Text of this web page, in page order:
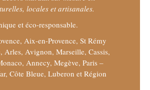
locales et artisanales.
et éco-responsable.
Aix-en-Provence, St Rémy
Arles, Avignon, Marseille, Cassis,
Annecy, Megève, Paris –
Côte Bleue, Luberon et Région